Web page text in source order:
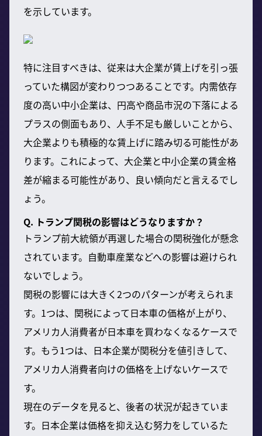
を示しています。
特に注目すべきは、従来は大企業が賃上げを引っ張
っていた構図が変わりつつあることです。内需依存
度の高い中小企業は、円高や商品市況の下落による
プラスの側面もあり、人手不足も厳しいことから、
大企業よりも積極的な賃上げに踏み切る可能性があ
ります。これによって、大企業と中小企業の賃金格
差が縮まる可能性があり、良い傾向だと言えるでし
ょう。
Q. トランプ関税の影響はどうなりますか？
トランプ前大統領が再選した場合の関税強化が懸念
されています。自動車産業などへの影響は避けられ
ないでしょう。
関税の影響には大きく2つのパターンが考えられま
す。1つは、関税によって日本車の価格が上がり、
アメリカ人消費者が日本車を買わなくなるケースで
す。もう1つは、日本企業が関税分を値引きして、
アメリカ人消費者向けの価格を上げないケースで
す。
現在のデータを見ると、後者の状況が起きていま
す。日本企業は価格を抑え込む努力をしているた